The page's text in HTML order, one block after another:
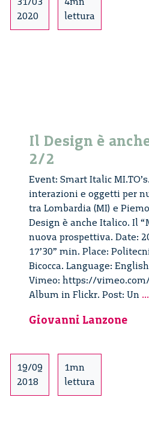
2020
lettura
Il Design è
2/2
Event: Smart Italic
interazioni e oggetti per
tra Lombardia (MI) e
Design è anche Italico. Il
nuova prospettiva. Date:
17’30” min. Place:
Bicocca. Language:
Vimeo: https://
Album in Flickr. Post: Un ...
Giovanni Lanzone
19/09
2018
1mn
lettura